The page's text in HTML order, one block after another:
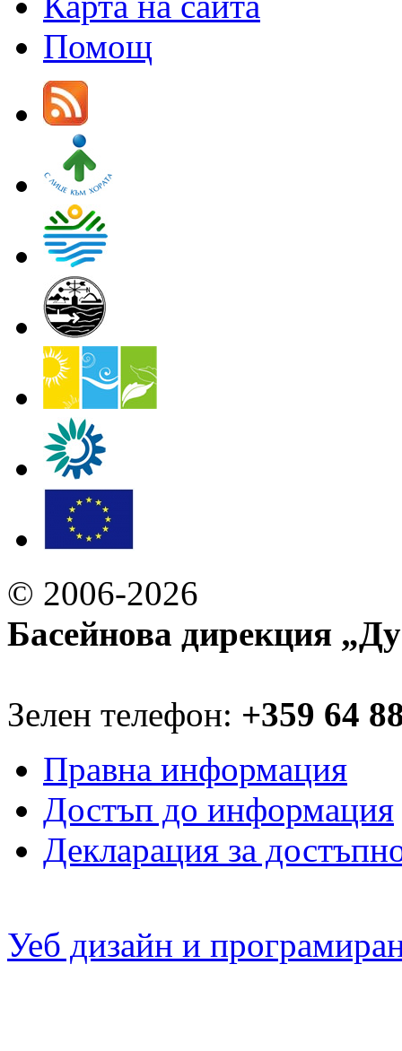
Помощ
© 2006-2026
Басейнова дирекция
Зелен телефон: +359 64
Правна информация
Достъп до информация
Декларация за
Уеб дизайн и